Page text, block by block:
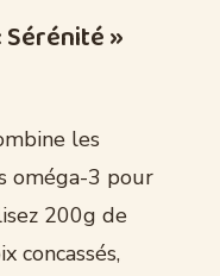
Sérénité »
les
oméga-3 pour
200g de
concassés,